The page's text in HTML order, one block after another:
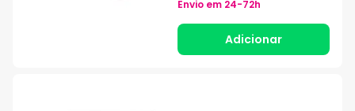
Envio em 24-72h
Adicionar